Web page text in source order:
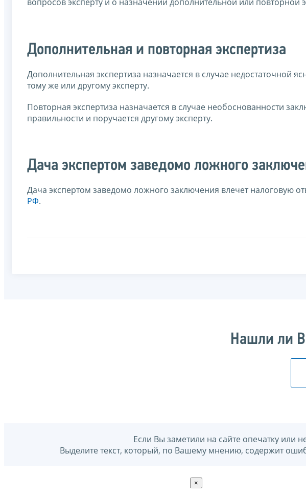
Дополнительная и повторная экспертиза
Дополнительная экспертиза назначается в случае недостаточной
тому же или другому эксперту.
Повторная экспертиза назначается в случае необоснованности
правильности и поручается другому эксперту.
Дача экспертом заведомо ложного
Дача экспертом заведомо ложного заключения влечет налоговую
РФ.
Нашли ли
Если Вы заметили на сайте опечатку или
Выделите текст, который, по Вашему мнению, содержит
×